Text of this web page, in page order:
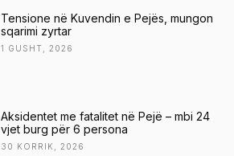
Tensione në Kuvendin e Pejës, mungon
sqarimi zyrtar
1 GUSHT, 2026
Aksidentet me fatalitet në Pejë – mbi 24
vjet burg për 6 persona
30 KORRIK, 2026